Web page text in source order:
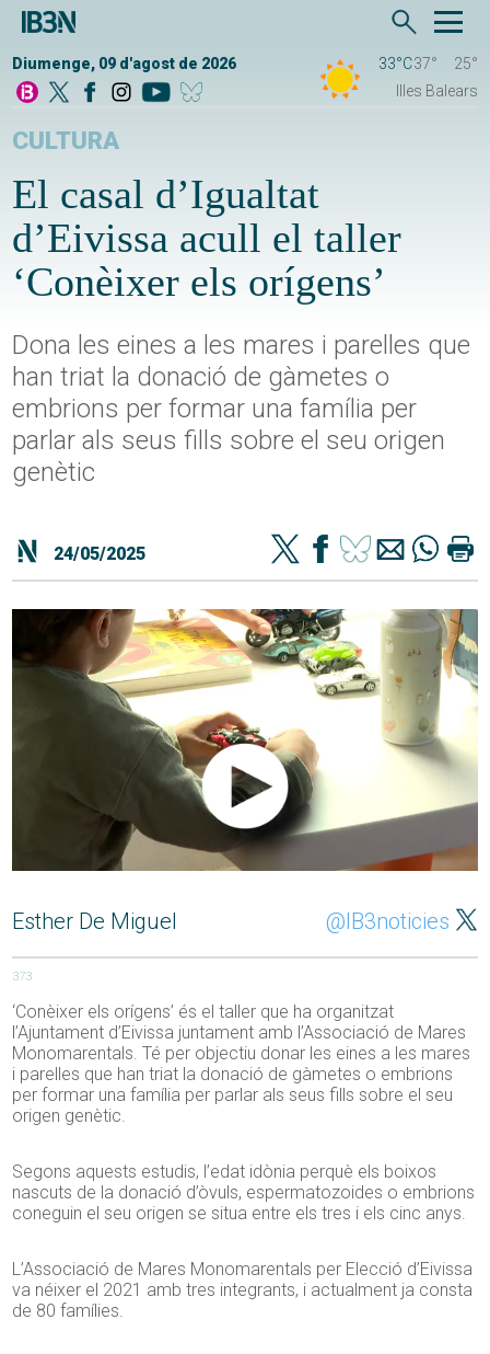
Diumenge, 09 d'agost de 2026 33°C37°
25°
Illes Balears
CULTURA
El casal d’Igualtat
d’Eivissa acull el taller
‘Conèixer els orígens’
Dona les eines a les mares i parelles que
han triat la donació de gàmetes o
embrions per formar una família per
parlar als seus fills sobre el seu origen
genètic
24/05/2025
Esther De Miguel @IB3noticies
373
‘Conèixer els orígens’ és el taller que ha organitzat
l’Ajuntament d’Eivissa juntament amb l’Associació de Mares
Monomarentals. Té per objectiu donar les eines a les mares
i parelles que han triat la donació de gàmetes o embrions
per formar una família per parlar als seus fills sobre el seu
origen genètic.
Segons aquests estudis, l’edat idònia perquè els boixos
nascuts de la donació d’òvuls, espermatozoides o embrions
coneguin el seu origen se situa entre els tres i els cinc anys.
L’Associació de Mares Monomarentals per Elecció d’Eivissa
va néixer el 2021 amb tres integrants, i actualment ja consta
de 80 famílies.